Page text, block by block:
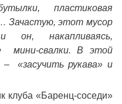
пластиковая
Зачастую, этот мусор
накапливаясь,
мини-свалки. В этой
«засучить рукава» и
клуба «Баренц-соседи»